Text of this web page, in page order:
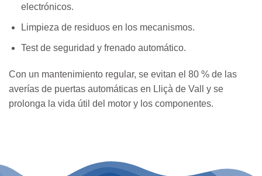
electrónicos.
Limpieza de residuos en los mecanismos.
Test de seguridad y frenado automático.
Con un mantenimiento regular, se evitan el 80 % de las
averías de puertas automáticas en Lliçà de Vall y se
prolonga la vida útil del motor y los componentes.